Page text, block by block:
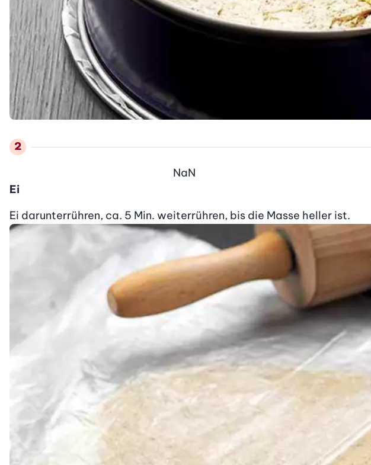
Ei
NaN
Ei darunterrühren, ca. 5 Min. weiterrühren, bis die Masse heller ist.